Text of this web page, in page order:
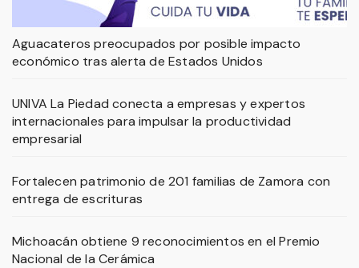
Aguacateros preocupados por posible impacto
económico tras alerta de Estados Unidos
UNIVA La Piedad conecta a empresas y expertos
internacionales para impulsar la productividad
empresarial
Fortalecen patrimonio de 201 familias de Zamora con
entrega de escrituras
Michoacán obtiene 9 reconocimientos en el Premio
Nacional de la Cerámica